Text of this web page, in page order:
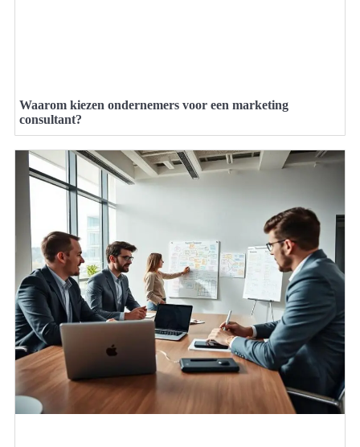
Waarom kiezen ondernemers voor een marketing
consultant?